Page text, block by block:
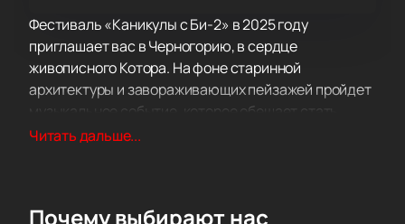
Фестиваль «Каникулы с Би-2» в 2025 году
приглашает вас в Черногорию, в сердце
живописного Котора. На фоне старинной
архитектуры и завораживающих пейзажей пройдет
музыкальное событие, которое обещает стать
одним из самых ярких моментов года. Местом
Hyatt Regency Kotor Bay Resort предлагает гостям
Читать дальше...
Почему выбирают нас